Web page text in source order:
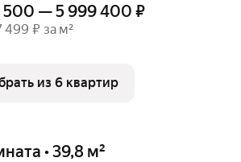
500 — 5 999 400 ₽
499 ₽ за м²
из 6 квартир
• 39,8 м²